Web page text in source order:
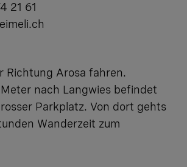
21 61
Richtung Arosa fahren.
nach Langwies befindet
Parkplatz. Von dort gehts
Wanderzeit zum